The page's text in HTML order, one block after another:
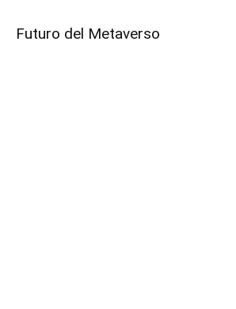
Futuro del Metaverso